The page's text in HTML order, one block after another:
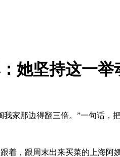
她坚持这一举
家那边得翻三倍。”一句话，
，跟周末出来买菜的上海阿